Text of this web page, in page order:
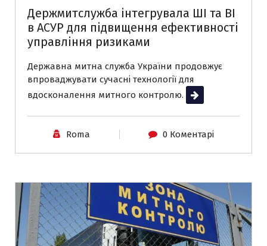
Держмитслужба інтегрувала ШІ та BI
в АСУР для підвищення ефективності
управління ризиками
Державна митна служба України продовжує
впроваджувати сучасні технології для
вдосконалення митного контролю.
Читати далі
Roma 0 Коментарі